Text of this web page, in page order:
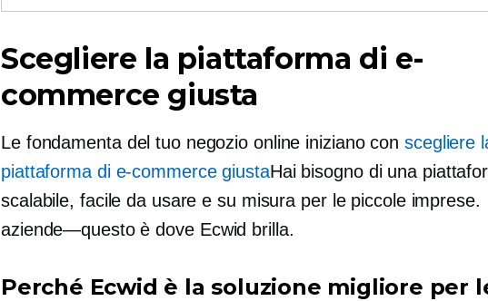
Scegliere la piattaforma di e-
commerce giusta
Le fondamenta del tuo negozio online iniziano con scegliere
piattaforma di e-commerce giustaHai bisogno di una
scalabile, facile da usare e su misura per le piccole imprese.
aziende—questo è dove Ecwid brilla.
Perché Ecwid è la soluzione migliore per